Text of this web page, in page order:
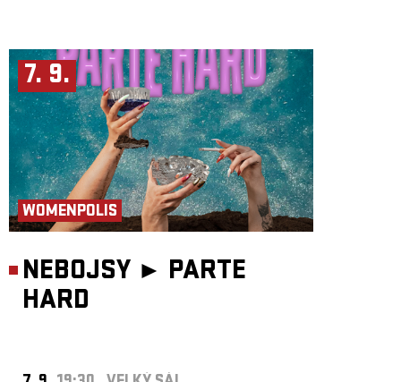
7. 9.
WOMENPOLIS
NEBOJSY ► PARTE
HARD